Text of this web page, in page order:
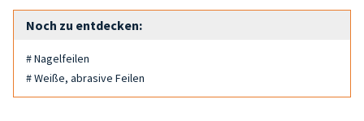
Noch zu entdecken:
# Nagelfeilen
# Weiße, abrasive Feilen